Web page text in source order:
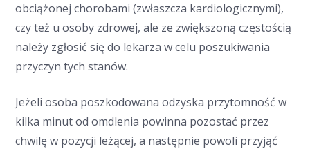
obciążonej chorobami (zwłaszcza kardiologicznymi),
czy też u osoby zdrowej, ale ze zwiększoną częstością
należy zgłosić się do lekarza w celu poszukiwania
przyczyn tych stanów.
Jeżeli osoba poszkodowana odzyska przytomność w
kilka minut od omdlenia powinna pozostać przez
chwilę w pozycji leżącej, a następnie powoli przyjąć